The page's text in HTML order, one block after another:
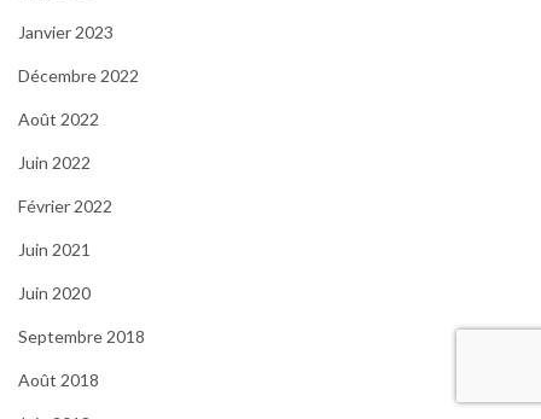
Janvier 2023
Décembre 2022
Août 2022
Juin 2022
Février 2022
Juin 2021
Juin 2020
Septembre 2018
Août 2018